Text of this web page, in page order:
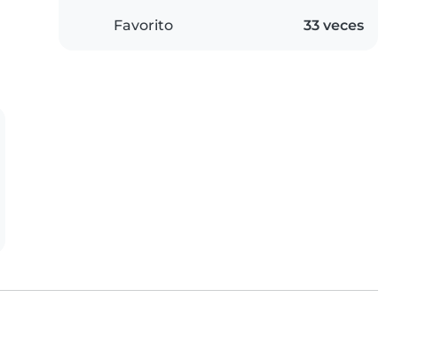
Favorito 33 veces